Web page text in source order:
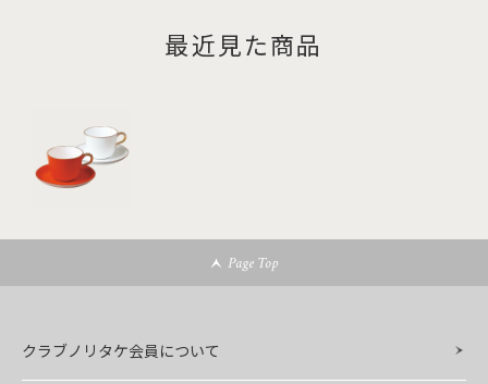
最近見た商品
Page Top
クラブノリタケ会員について